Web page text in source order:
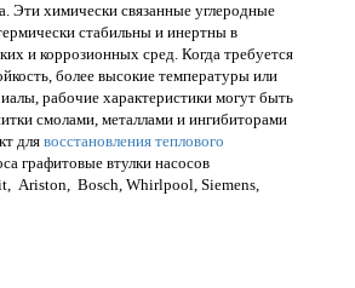
Эти химически связанные углеродные
стабильны и инертны в
и коррозионных сред. Когда требуется
более высокие температуры или
рабочие характеристики могут быть
смолами, металлами и ингибиторами
для восстановления теплового
графитовые втулки насосов
Ariston, Bosch, Whirlpool, Siemens,